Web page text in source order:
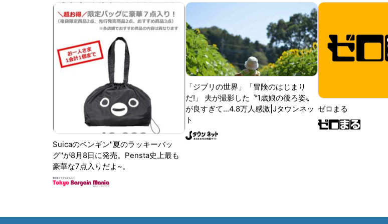
Suicaのペンギン"夏のラッキーバッ
グ"が8月8日に発売。Pensta史上最も
豪華な7点入りだよ~。
「ジブリの世界」「冒険のはじまり
だ!」 夫が撮影した〝1歳娘の後ろ姿〟
が良すぎて...4.8万人感激|Jタウンネッ
ト
ゼロまる